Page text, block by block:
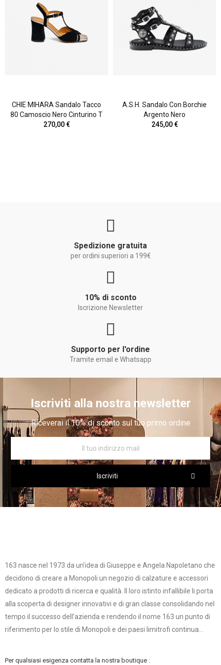
CHIE MIHARA Sandalo Tacco
80 Camoscio Nero Cinturino T
270,00 €
A.S.H. Sandalo Con Borchie
Argento Nero
245,00 €
Spedizione gratuita
per ordini superiori a 199€
10% di sconto
Iscrizione Newsletter
Supporto per l'ordine
Tramite email e Whatsapp
Iscriviti alla nostra newsletter
Riceverai il 10% di sconto sul tuo primo ordine
Iscriviti
163 nasce nel 1973 da un’idea di Giuseppe e Angela Napoletano che
decidono di creare a Monopoli un negozio di calzature e accessori
dedicato a prodotti di ricerca e qualità. Il loro istinto infallibile li porta
alla scoperta di designer innovativi e di gran classe consolidando nel
tempo il successo dell’azienda e rendendo il nome 163 un punto di
riferimento per lo stile di Monopoli e dei paesi limitrofi continua...
Per qualsiasi esigenza contatta la nostra boutique :